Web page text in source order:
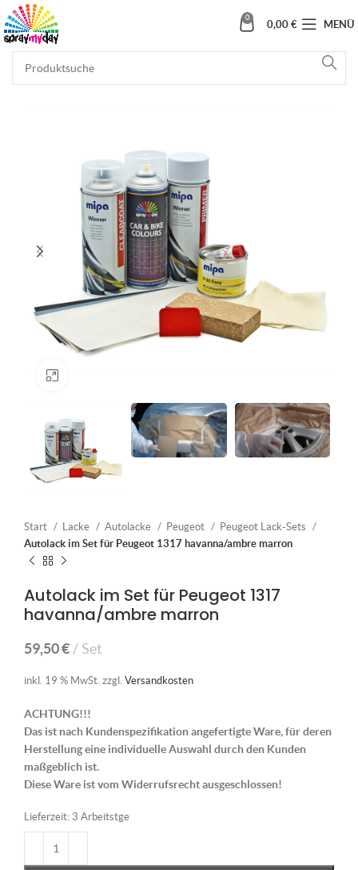
0
0,00 € MENÜ
Start Lacke Autolacke Peugeot
Peugeot Lack-Sets
Autolack im Set für Peugeot 1317 havanna/ambre marron
Autolack im Set für Peugeot 1317
havanna/ambre marron
59,50€ Set
inkl. 19 % MwSt. zzgl. Versandkosten
ACHTUNG!!!
Das ist nach Kundenspezifikation angefertigte Ware, für deren
Herstellung eine individuelle Auswahl durch den Kunden
maßgeblich ist.
Diese Ware ist vom Widerrufsrecht ausgeschlossen!
Lieferzeit: 3 Arbeitstge